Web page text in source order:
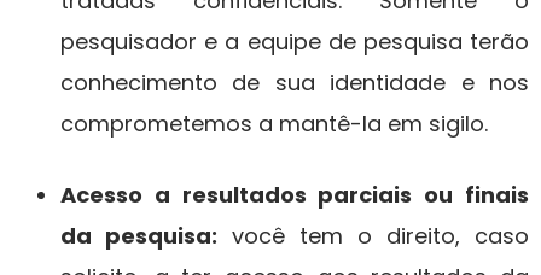
pesquisador e a equipe de pesquisa terão
conhecimento de sua identidade e nos
comprometemos a mantê-la em sigilo.
Acesso a resultados parciais ou finais
da pesquisa: você tem o direito, caso